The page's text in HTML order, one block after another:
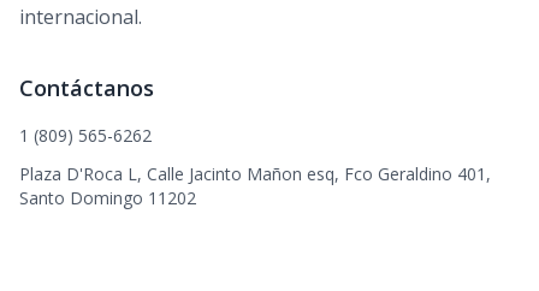
internacional.
Contáctanos
1 (809) 565-6262
Plaza D'Roca L, Calle Jacinto Mañon esq, Fco Geraldino 401,
Santo Domingo 11202